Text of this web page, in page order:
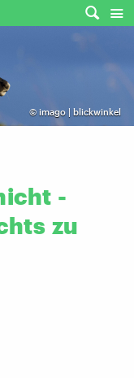
© imago | blickwinkel
-
zu